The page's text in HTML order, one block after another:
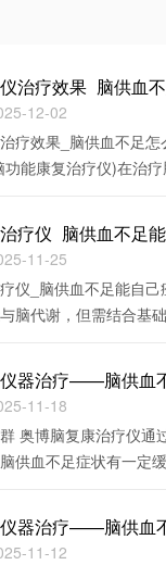
治疗效果_脑供血
12-02
疗效果_脑供血不足
能康复治疗仪)在治
疗仪_脑供血不足
11-25
仪_脑供血不足能自
脑代谢，但需结合基
器治疗——脑供血
11-18
奥博脑复康治疗仪通
供血不足症状有一定
器治疗——脑供血
11-12